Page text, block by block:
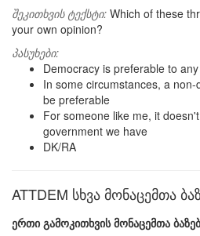
შეკითხვის ტექსტი: Which of these
your own opinion?
პასუხები:
Democracy is preferable to
In some circumstances, a
be preferable
For someone like me, it
government we have
DK/RA
ATTDEM სხვა მონაცემთა
ერთი გამოკითხვის მონაცემთა